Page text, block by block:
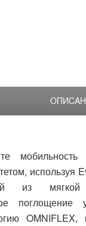
используя
из мягкой
поглощение
OMNIFLEX,